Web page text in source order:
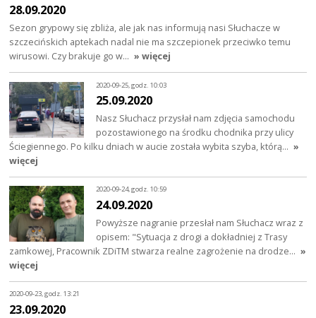
28.09.2020
Sezon grypowy się zbliża, ale jak nas informują nasi Słuchacze w
szczecińskich aptekach nadal nie ma szczepionek przeciwko temu
wirusowi. Czy brakuje go w… » więcej
2020-09-25, godz. 10:03
25.09.2020
Nasz Słuchacz przysłał nam zdjęcia samochodu
pozostawionego na środku chodnika przy ulicy
Ściegiennego. Po kilku dniach w aucie została wybita szyba, którą… »
więcej
2020-09-24, godz. 10:59
24.09.2020
Powyższe nagranie przesłał nam Słuchacz wraz z
opisem: "Sytuacja z drogi a dokładniej z Trasy
zamkowej, Pracownik ZDiTM stwarza realne zagrożenie na drodze… »
więcej
2020-09-23, godz. 13:21
23.09.2020